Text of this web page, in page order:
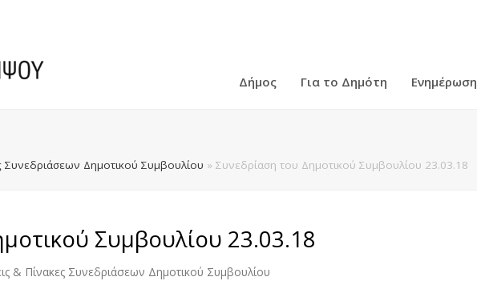
Δήμος Για το Δημότη Ενημέρωση
Συνεδριάσεων Δημοτικού Συμβουλίου » Συνεδρίαση του Δημοτικού Συμβουλίου 23.03.18
Συμβουλίου 23.03.18
& Πίνακες Συνεδριάσεων Δημοτικού Συμβουλίου